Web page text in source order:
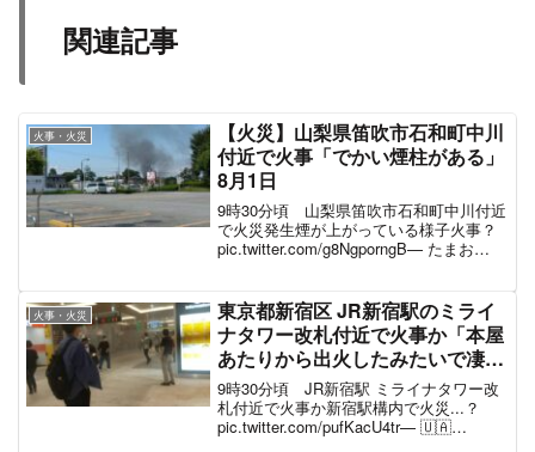
関連記事
火事・火災
【火災】山梨県笛吹市石和町中川
付近で火事「でかい煙柱がある」
8月1日
9時30分頃 山梨県笛吹市石和町中川付近
で火災発生煙が上がっている様子火事？
pic.twitter.com/g8NgporngB— たまお
火事・火災
東京都新宿区 JR新宿駅のミライ
ナタワー改札付近で火事か「本屋
あたりから出火したみたいで凄い
煙、火災報知器が鳴り響いてる」
6月7日
9時30分頃 JR新宿駅 ミライナタワー改
札付近で火事か新宿駅構内で火災...？
pic.twitter.com/pufKacU4tr— 🇺🇦